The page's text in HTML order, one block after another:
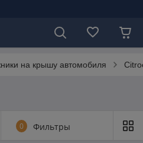
на крышу автомобиля
0 Фильтры